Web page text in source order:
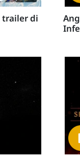
trailer di